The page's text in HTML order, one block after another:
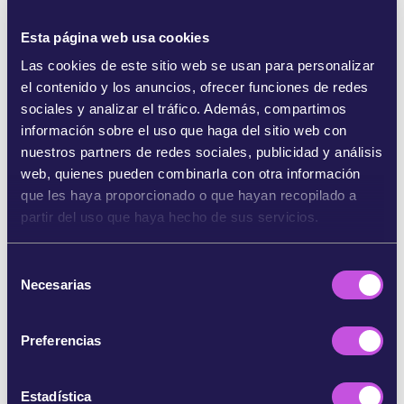
Esta página web usa cookies
Las cookies de este sitio web se usan para personalizar
el contenido y los anuncios, ofrecer funciones de redes
sociales y analizar el tráfico. Además, compartimos
información sobre el uso que haga del sitio web con
nuestros partners de redes sociales, publicidad y análisis
web, quienes pueden combinarla con otra información
que les haya proporcionado o que hayan recopilado a
partir del uso que haya hecho de sus servicios.
Necesarias
Preferencias
Estadística
europeos en su destrucción.
Si hacemos llegar a la Comisión Europea la
oposición de decenas de miles de personas,
podría negarse a financiar este proyectotan
nefasto y obligar a Polonia a proteger los lugares
de la Red Natura 2000 que alberga el río
Vístula.Tu ayuda es fundamental. ¡Firma y
comparte esta petición!
[1] https://www.theguardian.com/world/2020/mar/0
6/the-race-to-save-polesia-europes-secret-amazon-aoe
[2] Hay soluciones menos dañinas. En lugar de destrui
aria que ya conecta el mar Negro con el Báltico. De hech